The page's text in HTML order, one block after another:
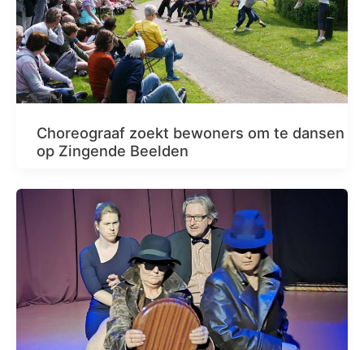
Choreograaf zoekt bewoners om te dansen
op Zingende Beelden